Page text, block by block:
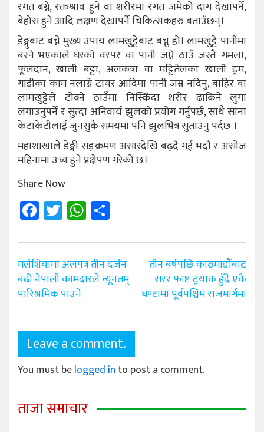
रगत बग्ने, रक्तश्राव हुने वा शरीरमा रगत जमेको दाग देखापर्ने,
बेहोस हुने आदि लक्षण देखापर्ने चिकित्सकहरु बताउँछन्।
डेङ्गुबाट बच्ने मुख्य उपाय लामखुट्टेबाट बच्नु हो। लामखुट्टे पानीमा
बस्ने भएकाले घरको वरपर वा पानी जम्ने ठाउँ जस्तैः गमला,
फूलदान, खाली बट्टा, अलकत्रा वा मट्टितेलका खाली ड्रम,
गाडीका काम नलाग्ने टायर आदिमा पानी जम्न नदिनु, बाहिर वा
लामखुट्टेले टोक्ने ठाउँमा निस्किँदा शरीर ढाकिने लुगा
लगाउनुपर्ने र सुत्दा अनिवार्य झुलको प्रयोग गर्नुपर्छ, साथै साना
केटाकेटीलाई जुनसुकै समयमा पनि झुलभित्र सुताउनु पर्दछ ।
महाशाखाले डेङ्गी सङ्क्रमण असारदेखि बढ्दै गई भदौ र असोज
महिनामा उच्च हुने प्रक्षेपण गरेको छ।
Share Now
Facebook
TwitterWhatsApp
Post
navigation
मलेशियामा अलपत्र तीन दर्जन
बढी नेपाली कामदारले न्यूनतम्
पारिश्रमिक पाउने
तीन बर्षपछि काठमाडौंबाट
सरर फाष्ट ट्रयाक हुँदै एकै
घण्टामा पूर्वपश्चिम राजमार्गमा
Leave a comment.
You must belogged in to post a comment.
ताजा समाचार